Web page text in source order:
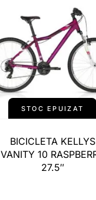
STOC EPUIZAT
BICICLETA KELLYS
VANITY 10
27.5″